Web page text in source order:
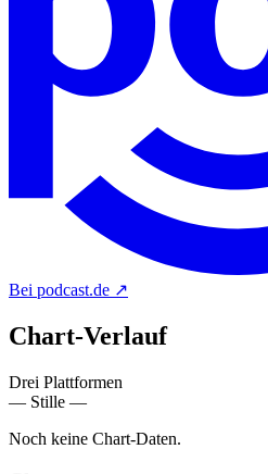
Bei podcast.de ↗
Chart-Verlauf
Drei Plattformen
— Stille —
Noch keine Chart-Daten.